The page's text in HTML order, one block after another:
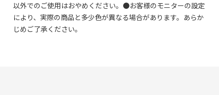
以外でのご使用はおやめください。●お客様のモニターの設定
により、実際の商品と多少色が異なる場合があります。あらか
じめご了承ください。